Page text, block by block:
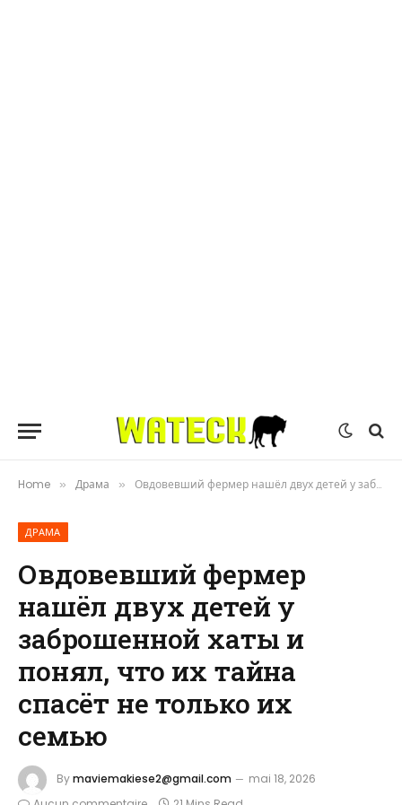
Home » Драма » Овдовевший фермер нашёл двух детей у заброшенной хаты и понял, что их тайна спасёт не только их семью
ДРАМА
Овдовевший фермер
нашёл двух детей у
заброшенной хаты и
понял, что их тайна
спасёт не только их
семью
Bymaviemakiese2@gmail.com
mai 18, 2026